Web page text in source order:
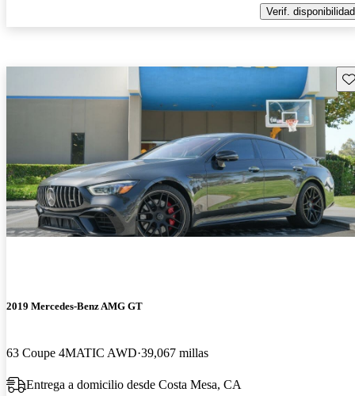
Verif. disponibilidad
2019 Mercedes-Benz AMG GT
63 Coupe 4MATIC AWD 39,067 millas
Entrega a domicilio desde Costa Mesa, CA